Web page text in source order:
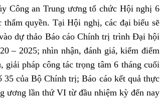
Công an Trung ương tổ chức Hội nghị 6
thẩm quyền. Tại Hội nghị, các đại biểu sẽ
dự thảo Báo cáo Chính trị trình Đại hội
– 2025; nhìn nhận, đánh giá, kiểm điểm
giải pháp công tác trọng tâm 6 tháng cuối
của Bộ Chính trị; Báo cáo kết quả thực
ương lần thứ VI từ đầu nhiệm kỳ đến nay